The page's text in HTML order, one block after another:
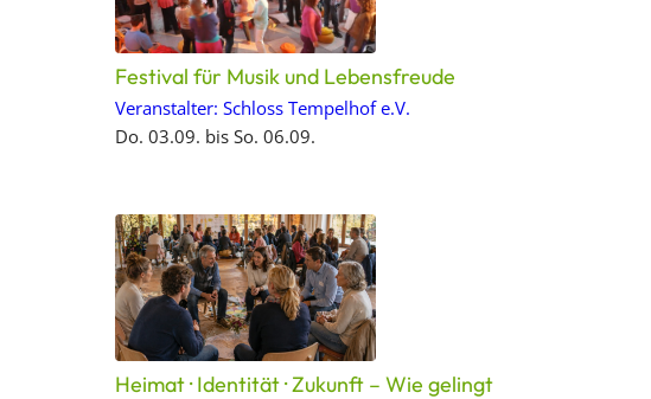
Festival für Musik und Lebensfreude
Veranstalter: Schloss Tempelhof e.V.
Do. 03.09. bis So. 06.09.
Heimat · Identität · Zukunft – Wie gelingt